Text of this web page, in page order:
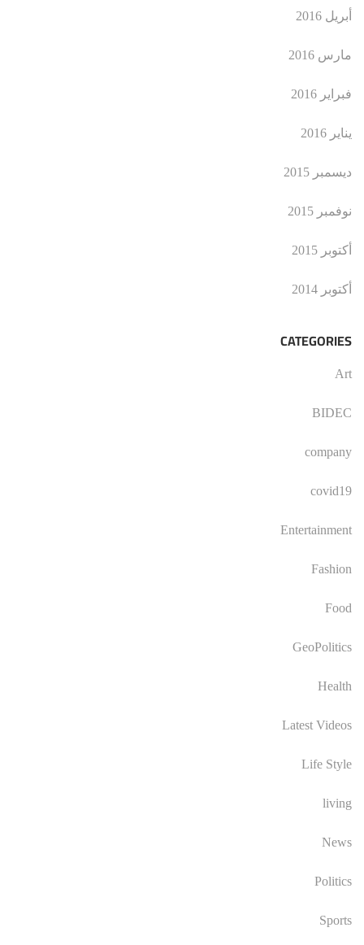
أبريل 2016
مارس 2016
فبراير 2016
يناير 2016
ديسمبر 2015
نوفمبر 2015
أكتوبر 2015
أكتوبر 2014
CATEGORIES
Art
BIDEC
company
covid19
Entertainment
Fashion
Food
GeoPolitics
Health
Latest Videos
Life Style
living
News
Politics
Sports